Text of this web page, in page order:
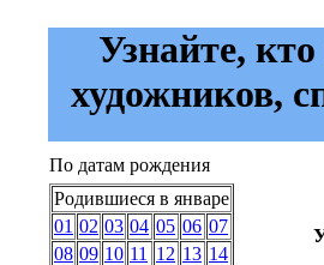
Узнайте,
художников,
По датам рождения
Родившиеся в январе
01 02 03 04 05 06 07
08 09 10 11 12 13 14